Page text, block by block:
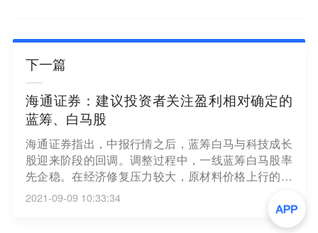
下一篇
海通证券：建议投资者关注盈利相对确定的
蓝筹、白马股
海通证券指出，中报行情之后，蓝筹白马与科技成长
股迎来阶段的回调。调整过程中，一线蓝筹白马股率
先企稳。在经济修复压力较大，原材料价格上行的大
环境下，龙头公司成本管控能力强，盈利能力以及抗
风险性相对较好。同时，稳增长预期提升，市场风格
开始整体偏向低估值顺周期方向。因此，在结构性行
2021-09-09 10:33:34